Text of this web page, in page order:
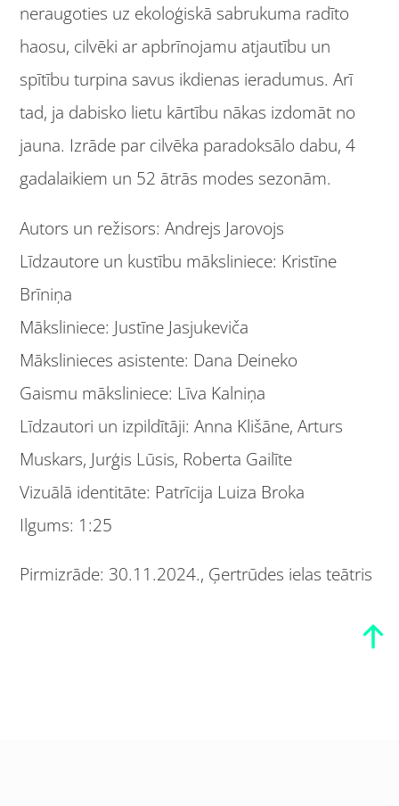
neraugoties uz ekoloģiskā sabrukuma radīto
haosu, cilvēki ar apbrīnojamu atjautību un
spītību turpina savus ikdienas ieradumus. Arī
tad, ja dabisko lietu kārtību nākas izdomāt no
jauna. Izrāde par cilvēka paradoksālo dabu, 4
gadalaikiem un 52 ātrās modes sezonām.
Autors un režisors: Andrejs Jarovojs
Līdzautore un kustību māksliniece: Kristīne
Brīniņa
Māksliniece: Justīne Jasjukeviča
Mākslinieces asistente: Dana Deineko
Gaismu māksliniece: Līva Kalniņa
Līdzautori un izpildītāji: Anna Klišāne, Arturs
Muskars, Jurģis Lūsis, Roberta Gailīte
Vizuālā identitāte: Patrīcija Luiza Broka
Ilgums: 1:25
Pirmizrāde: 30.11.2024., Ģertrūdes ielas teātris